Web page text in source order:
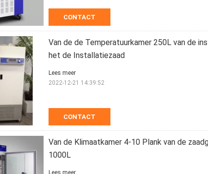
CONTACT
Van de de Temperatuurkamer 250L van de
het de Installatiezaad
CONTACT
Lees meer
2022-12-21 14:39:52
Van de Klimaatkamer 4-10 Plank van de
1000L